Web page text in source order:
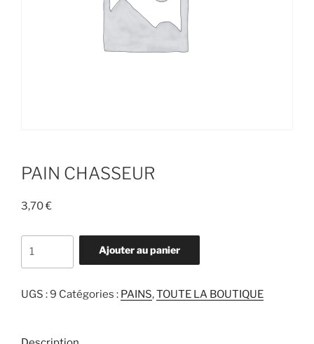
PAIN CHASSEUR
3,70€
CHASSEUR
Ajouter au panier
UGS :9 Catégories : PAINS,TOUTE LA BOUTIQUE